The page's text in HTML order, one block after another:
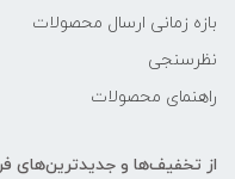
بازه زمانی ارسال محصولات
نظرسنجی
راهنمای محصولات
از تخفیف‌ها و جدیدترین‌های